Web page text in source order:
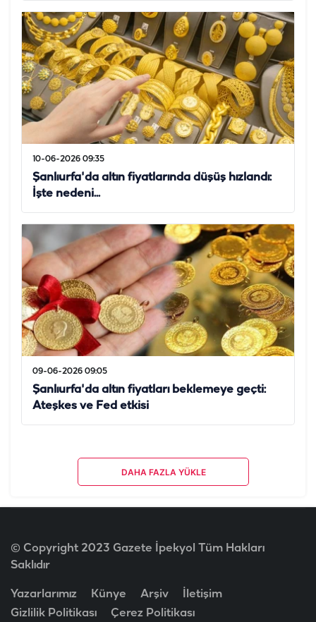
10-06-2026 09:35
Şanlıurfa'da altın fiyatlarında düşüş hızlandı:
İşte nedeni...
09-06-2026 09:05
Şanlıurfa'da altın fiyatları beklemeye geçti:
Ateşkes ve Fed etkisi
DAHA FAZLA YÜKLE
© Copyright 2023 Gazete İpekyol Tüm Hakları
Saklıdır
Yazarlarımız Künye Arşiv
İletişim
Gizlilik Politikası
Çerez Politikası